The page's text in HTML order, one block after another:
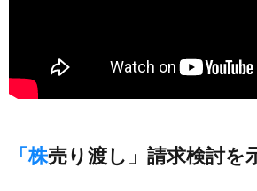
「株売り渡し」請求検討を